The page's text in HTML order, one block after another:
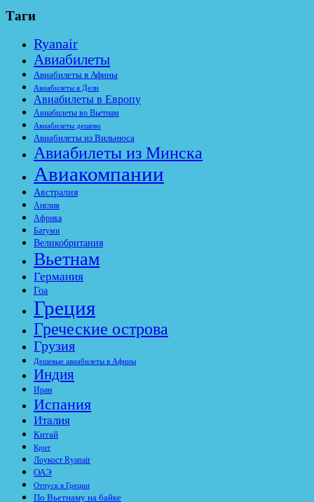
Таги
Ryanair
Авиабилеты
Авиабилеты в Афины
Авиабилеты в Дели
Авиабилеты в Европу
Авиабилеты во Вьетнам
Авиабилеты дешево
Авиабилеты из Вильнюса
Авиабилеты из Минска
Авиакомпании
Австралия
Англия
Африка
Батуми
Великобритания
Вьетнам
Германия
Гоа
Греция
Греческие острова
Грузия
Дешевые авиабилеты в Афины
Индия
Иран
Испания
Италия
Китай
Крит
Лоукост Ryanair
ОАЭ
Отпуск в Греции
По Вьетнаму на байке